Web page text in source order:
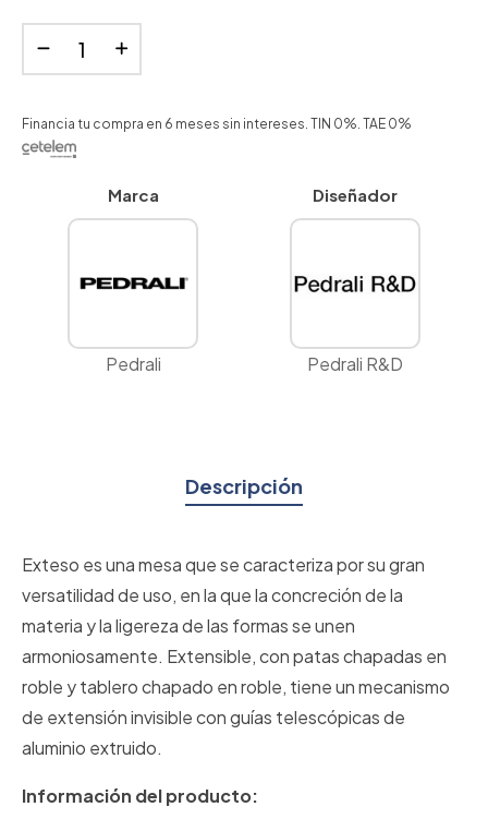
Financia tu compra en 6 meses sin intereses. TIN 0%. TAE 0%
Marca
Pedrali
Diseñador
Pedrali R&D
Descripción
Exteso es una mesa que se caracteriza por su gran
versatilidad de uso, en la que la concreción de la
materia y la ligereza de las formas se unen
armoniosamente. Extensible, con patas chapadas en
roble y tablero chapado en roble, tiene un mecanismo
de extensión invisible con guías telescópicas de
aluminio extruido.
Información del producto: